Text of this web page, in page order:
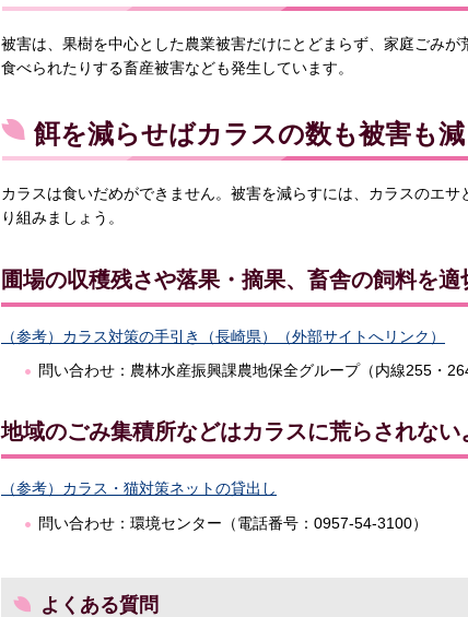
被害は、果樹を中心とした農業被害だけにとどまらず、家庭ごみ
食べられたりする畜産被害なども発生しています。
餌を減らせばカラスの数も被害も
カラスは食いだめができません。被害を減らすには、カラスのエ
り組みましょう。
圃場の収穫残さや落果・摘果、畜舎の飼料を適
（参考）カラス対策の手引き（長崎県）（外部サイトへリンク）
問い合わせ：農林水産振興課農地保全グループ（内線255・264
地域のごみ集積所などはカラスに荒らされない
（参考）カラス・猫対策ネットの貸出し
問い合わせ：環境センター（電話番号：0957-54-3100）
よくある質問